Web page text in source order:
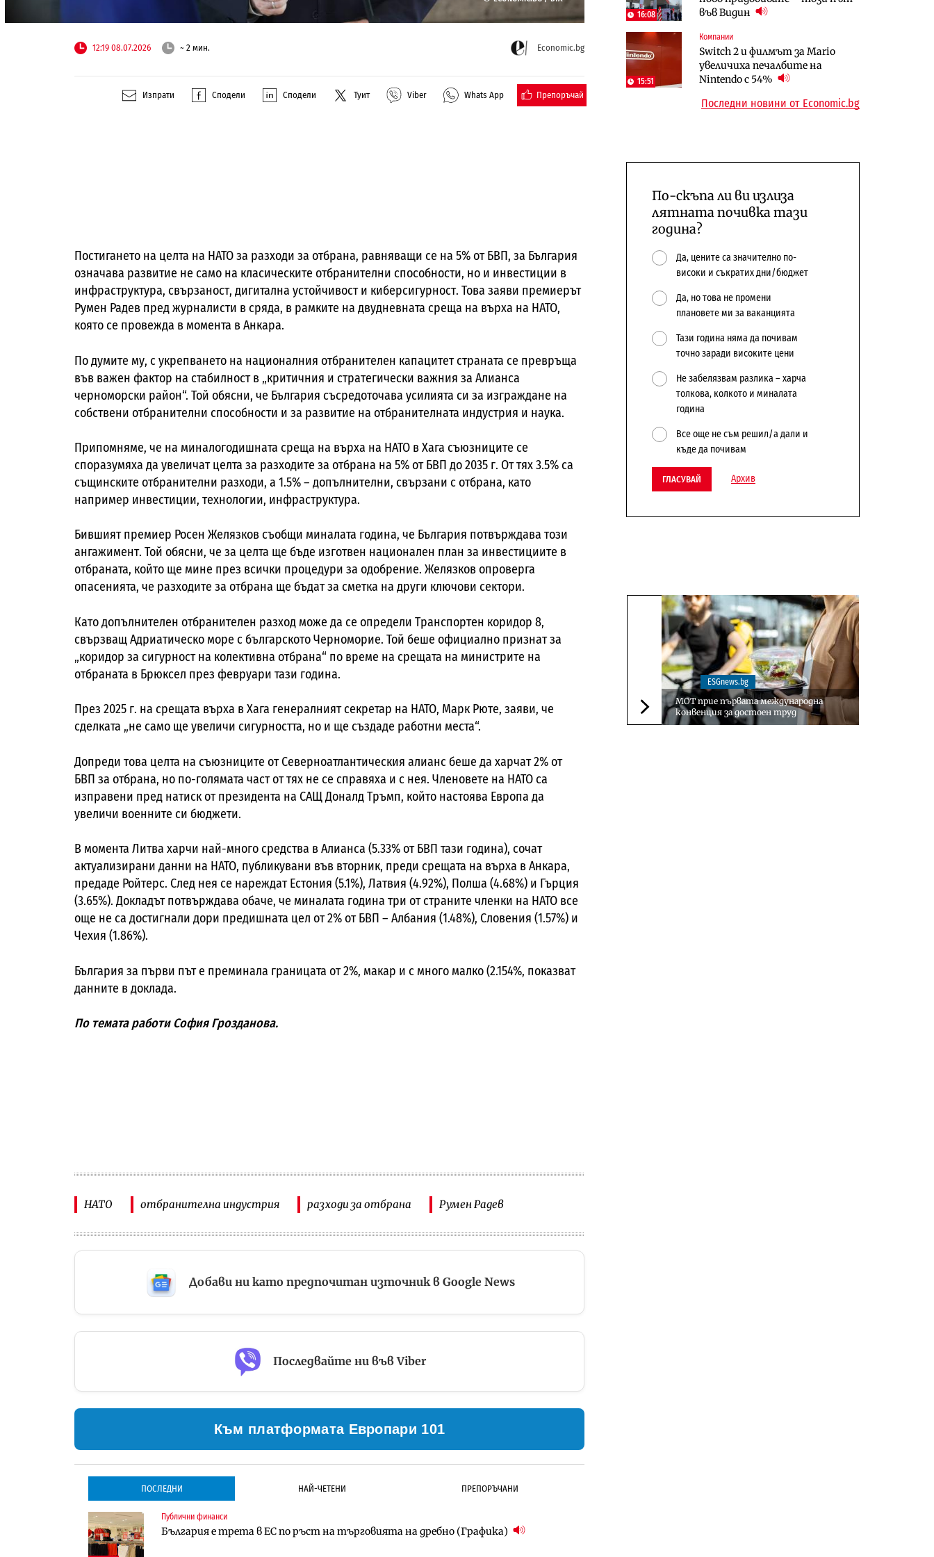
12:19 08.07.2026 ~ 2 мин. Economic.bg
Изпрати Сподели Сподели Туит Viber Whats App Препоръчай
Постигането на целта на НАТО за разходи за отбрана, равняващи се на 5% от БВП, за България
означава развитие не само на класическите отбранителни способности, но и инвестиции в
инфраструктура, свързаност, дигитална устойчивост и киберсигурност. Това заяви премиерът
Румен Радев пред журналисти в сряда, в рамките на двудневната среща на върха на НАТО,
която се провежда в момента в Анкара.
По думите му, с укрепването на националния отбранителен капацитет страната се превръща
във важен фактор на стабилност в „критичния и стратегически важния за Алианса
черноморски район“. Той обясни, че България съсредоточава усилията си за изграждане на
собствени отбранителни способности и за развитие на отбранителната индустрия и наука.
Припомняме, че на миналогодишната среща на върха на НАТО в Хага съюзниците се
споразумяха да увеличат целта за разходите за отбрана на 5% от БВП до 2035 г. От тях 3.5% са
същинските отбранителни разходи, а 1.5% – допълнителни, свързани с отбрана, като
например инвестиции, технологии, инфраструктура.
Бившият премиер Росен Желязков съобщи миналата година, че България потвърждава този
ангажимент. Той обясни, че за целта ще бъде изготвен национален план за инвестициите в
отбраната, който ще мине през всички процедури за одобрение. Желязков опроверга
опасенията, че разходите за отбрана ще бъдат за сметка на други ключови сектори.
Като допълнителен отбранителен разход може да се определи Транспортен коридор 8,
свързващ Адриатическо море с българското Черноморие. Той беше официално признат за
„коридор за сигурност на колективна отбрана“ по време на срещата на министрите на
отбраната в Брюксел през февруари тази година.
През 2025 г. на срещата върха в Хага генералният секретар на НАТО, Марк Рюте, заяви, че
сделката „не само ще увеличи сигурността, но и ще създаде работни места“.
Допреди това целта на съюзниците от Северноатлантическия алианс беше да харчат 2% от
БВП за отбрана, но по-голямата част от тях не се справяха и с нея. Членовете на НАТО са
изправени пред натиск от президента на САЩ Доналд Тръмп, който настоява Европа да
увеличи военните си бюджети.
В момента Литва харчи най-много средства в Алианса (5.33% от БВП тази година), сочат
актуализирани данни на НАТО, публикувани във вторник, преди срещата на върха в Анкара,
предаде Ройтерс. След нея се нареждат Естония (5.1%), Латвия (4.92%), Полша (4.68%) и Гърция
(3.65%). Докладът потвърждава обаче, че миналата година три от страните членки на НАТО все
още не са достигнали дори предишната цел от 2% от БВП – Албания (1.48%), Словения (1.57%) и
Чехия (1.86%).
България за първи път е преминала границата от 2%, макар и с много малко (2.154%, показват
данните в доклада.
По темата работи София Грозданова.
НАТО отбранителна индустрия разходи за отбрана Румен Радев
Добави ни като предпочитан източник в Google News
Последвайте ни във Viber
Към платформата Европари 101
ПОСЛЕДНИ НАЙ-ЧЕТЕНИ ПРЕПОРЪЧАНИ
Публични финанси
България е трета в ЕС по ръст на търговията на дребно (Графика)
Инфраструктура
Проектирането на тунела под Петрохан ще върви паралелно с екологичните
Инфраструктура
Проектирането на тунела под Петрохан ще върви паралелно с екологичните
16:08
във Видин
15:51
Компании
Switch 2 и филмът за Mario
увеличиха печалбите на
Nintendo с 54%
откажат напълно от Google
Публични финанси
Общините вече зависят от
централната власт за 75% от
Отрасли
Жилищата в България
поскъпват при намаляващо
население и все повече сгради
Последни новини от Economic.bg
По-скъпа ли ви излиза
лятната почивка тази
година?
Да, цените са значително по-
високи и съкратих дни/бюджет
Да, но това не промени
плановете ми за ваканцията
Тази година няма да почивам
точно заради високите цени
Не забелязвам разлика – харча
толкова, колкото и миналата
година
Все още не съм решил/а дали и
къде да почивам
ГЛАСУВАЙ Архив
Следваща новина
ESGnews.bg
МОТ прие първата международна
конвенция за достоен труд